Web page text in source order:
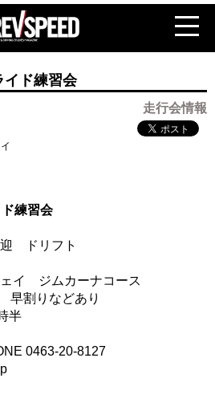
イド練習会
走行会情報
練習会
ドリフト
イ ジムカーナコース
割りなどあり
半
0463-20-8127